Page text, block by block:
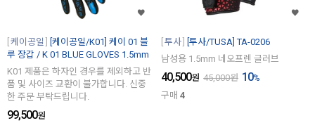
케이공일
[케이공일/K01] 케이 01 블
루 장갑 / K 01 BLUE GLOVES 1.5mm
K01 제품은 하자인 경우를 제외하고 반
품 및 사이즈 교환이 불가합니다. 신중
한 주문 부탁드립니다.
99,500원
투사
[투사/TUSA] TA-0206
남성용 1.5mm 네오프렌 글러브
40,500원 45,000원 10%
구매 4